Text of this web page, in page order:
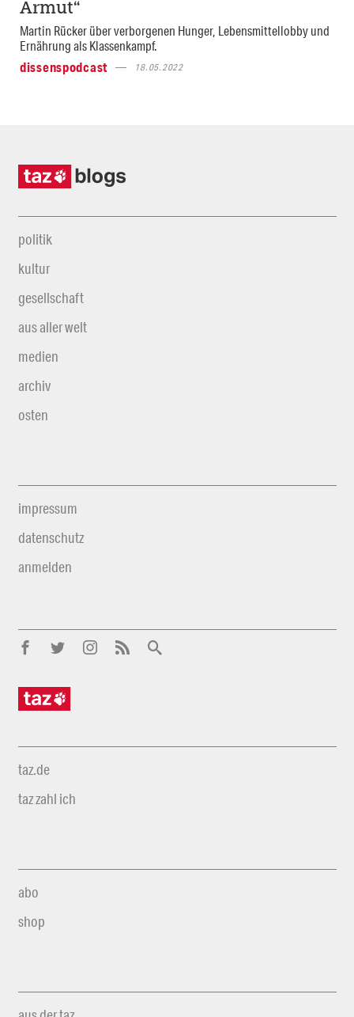
Armut“
Martin Rücker über verborgenen Hunger, Lebensmittellobby und
Ernährung als Klassenkampf.
dissenspodcast
18.05.2022
politik
kultur
gesellschaft
aus aller welt
medien
archiv
osten
impressum
datenschutz
anmelden
taz.de
taz zahl ich
abo
shop